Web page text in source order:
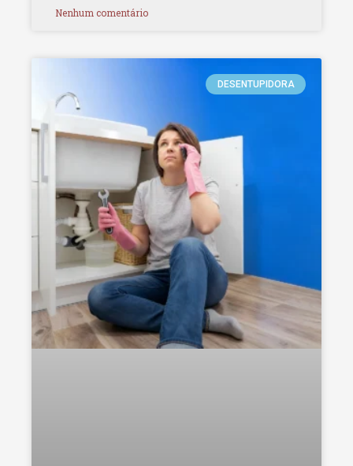
Nenhum comentário
DESENTUPIDORA